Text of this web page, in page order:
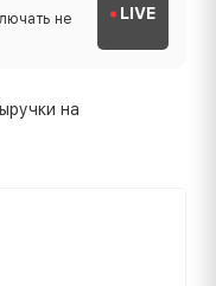
не
LIVE
на